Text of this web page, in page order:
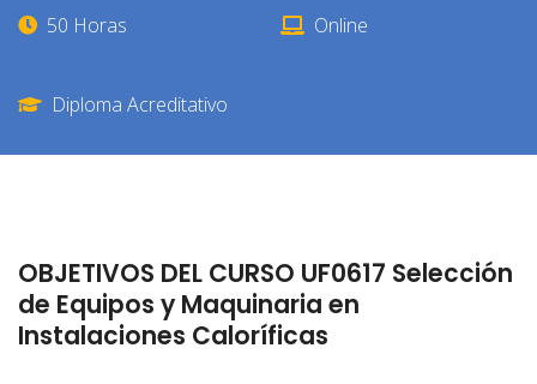
50 Horas Online
Diploma Acreditativo
OBJETIVOS DEL CURSO UF0617 Selección
de Equipos y Maquinaria en
Instalaciones Caloríficas